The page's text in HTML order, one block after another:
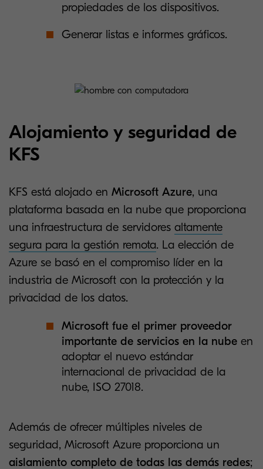
propiedades de los dispositivos.
Generar listas e informes gráficos.
Alojamiento y seguridad de
KFS
KFS está alojado en Microsoft Azure, una
plataforma basada en la nube que proporciona
una infraestructura de servidores altamente
segura para la gestión remota. La elección de
Azure se basó en el compromiso líder en la
industria de Microsoft con la protección y la
privacidad de los datos.
Microsoft fue el primer proveedor
importante de servicios en la nube en
adoptar el nuevo estándar
internacional de privacidad de la
nube, ISO 27018.
Además de ofrecer múltiples niveles de
seguridad, Microsoft Azure proporciona un
aislamiento completo de todas las demás redes;